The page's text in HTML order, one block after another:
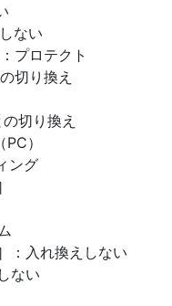
ない
プロテクト
切り換え
切り換え
）
ング
：入れ換えしない
ない